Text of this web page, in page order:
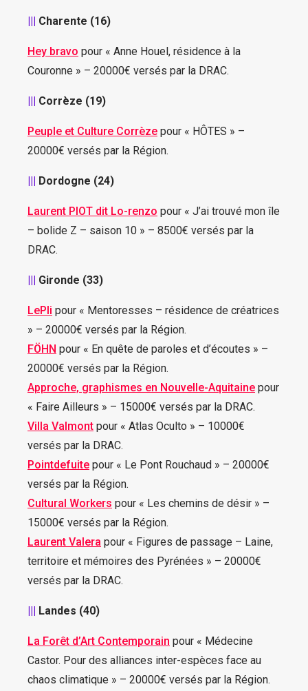
||| Charente (16)
Hey bravo pour « Anne Houel, résidence à la
Couronne » – 20000€ versés par la DRAC.
||| Corrèze (19)
Peuple et Culture Corrèze pour « HÔTES » –
20000€ versés par la Région.
||| Dordogne (24)
Laurent PIOT dit Lo-renzo pour « J’ai trouvé mon île
– bolide Z – saison 10 » – 8500€ versés par la
DRAC.
||| Gironde (33)
LePli pour « Mentoresses – résidence de créatrices
» – 20000€ versés par la Région.
FÖHN pour « En quête de paroles et d’écoutes » –
20000€ versés par la Région.
Approche, graphismes en Nouvelle-Aquitaine pour
« Faire Ailleurs » – 15000€ versés par la DRAC.
Villa Valmont pour « Atlas Oculto » – 10000€
versés par la DRAC.
Pointdefuite pour « Le Pont Rouchaud » – 20000€
versés par la Région.
Cultural Workers pour « Les chemins de désir » –
15000€ versés par la Région.
Laurent Valera pour « Figures de passage – Laine,
territoire et mémoires des Pyrénées » – 20000€
versés par la DRAC.
||| Landes (40)
La Forêt d’Art Contemporain pour « Médecine
Castor. Pour des alliances inter-espèces face au
chaos climatique » – 20000€ versés par la Région.